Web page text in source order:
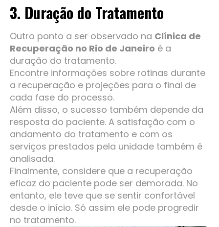
3. Duração do Tratamento
Outro ponto a ser observado na Clínica de
Recuperação no Rio de Janeiro é a
duração do tratamento.
Encontre informações sobre rotinas durante
a recuperação e projeções para o final de
cada fase do processo.
Além disso, o sucesso também depende da
resposta do paciente. A satisfação com o
andamento do tratamento e com os
serviços prestados pela unidade também é
analisada.
Finalmente, considere que a recuperação
eficaz do paciente pode ser demorada. No
entanto, ele teve que se sentir confortável
desde o início. Só assim ele pode progredir
no tratamento.